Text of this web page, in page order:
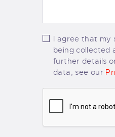
I agree that my
being collected
further details
data, see our